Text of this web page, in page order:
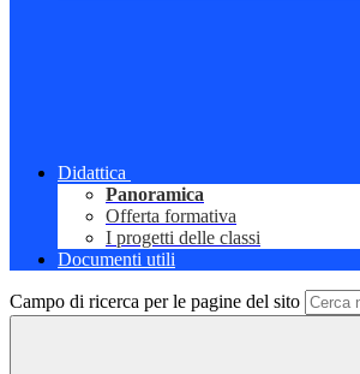
Didattica
Panoramica
Offerta formativa
I progetti delle classi
Documenti utili
Campo di ricerca per le pagine del sito